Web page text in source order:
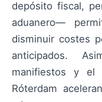
depósito fiscal,
aduanero—
disminuir costes
anticipados.
manifiestos y
Róterdam